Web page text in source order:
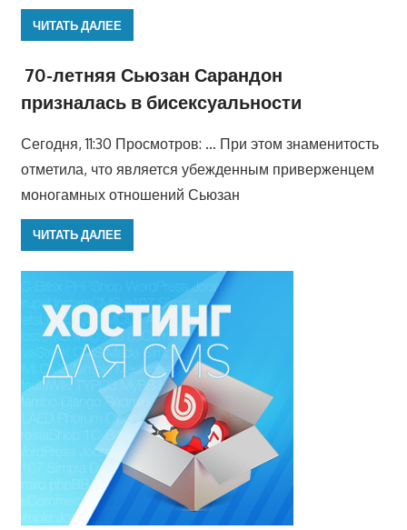
ЧИТАТЬ ДАЛЕЕ
70-летняя Сьюзан Сарандон
призналась в бисексуальности
Сегодня, 11:30 Просмотров: … При этом знаменитость
отметила, что является убежденным приверженцем
моногамных отношений Сьюзан
ЧИТАТЬ ДАЛЕЕ